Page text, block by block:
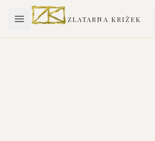
ZLATARNA KRIŽEK